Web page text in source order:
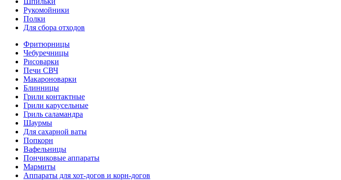
Рукомойники
Полки
Для сбора отходов
Фритюрницы
Чебуречницы
Рисоварки
Печи СВЧ
Макароноварки
Блинницы
Грили контактные
Грили карусельные
Гриль саламандра
Шаурмы
Для сахарной ваты
Попкорн
Вафельницы
Пончиковые аппараты
Мармиты
Аппараты для хот-догов и корн-догов